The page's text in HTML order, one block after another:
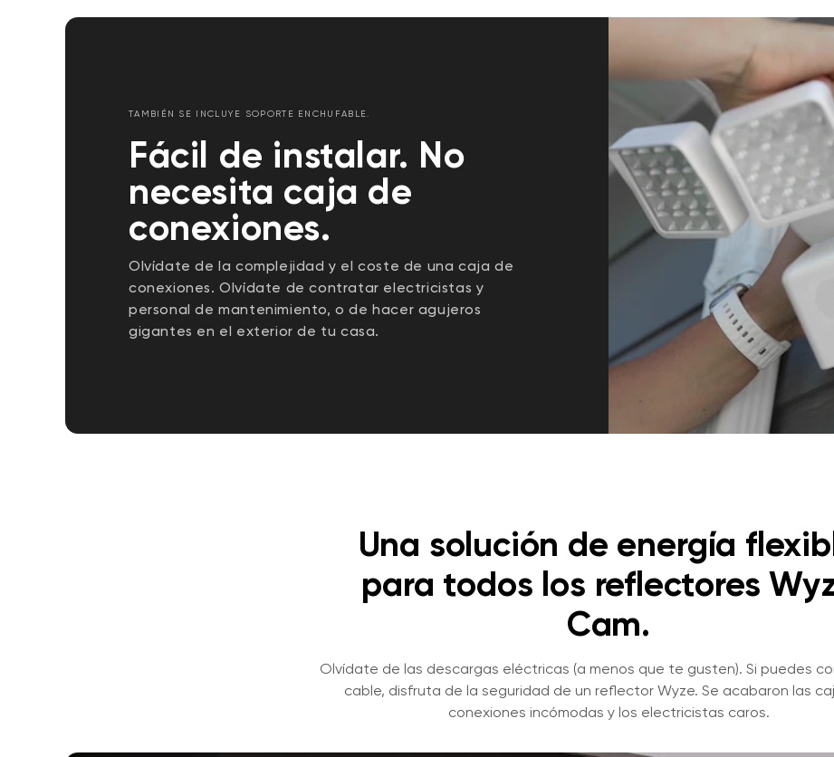
TAMBIÉN SE INCLUYE SOPORTE ENCHUFABLE.
Fácil de instalar. No
necesita caja de
conexiones.
Olvídate de la complejidad y el coste de una caja de
conexiones. Olvídate de contratar electricistas y
personal de mantenimiento, o de hacer agujeros
gigantes en el exterior de tu casa.
Una solución de energía
para todos los reflectores
Cam.
Olvídate de las descargas eléctricas (a menos que te gusten). Si puedes
cable, disfruta de la seguridad de un reflector Wyze. Se acabaron las
conexiones incómodas y los electricistas caros.